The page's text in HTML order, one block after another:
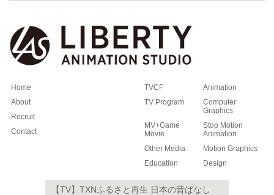
Home
About
Recruit
Contact
TVCF
Animation
TV Program
Computer
Graphics
MV+Game
Movie
Stop Motion
Animation
Other Media
Motion Graphics
Education
Design
【TV】TXNふるさと再生 日本の昔ばなし